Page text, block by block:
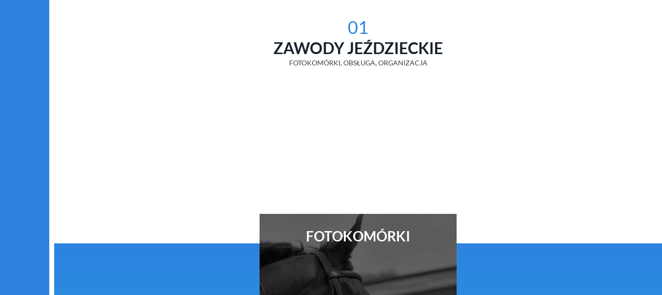
01
ZAWODY JEŹDZIECKIE
FOTOKOMÓRKI, OBSŁUGA, ORGANIZACJA
FOTOKOMÓRKI